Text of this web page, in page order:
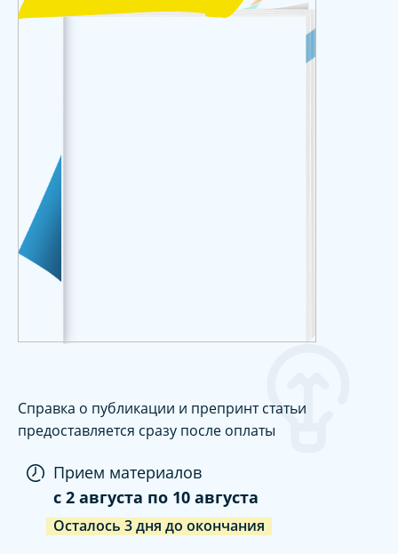
Справка о публикации и препринт статьи
предоставляется сразу после оплаты
Прием материалов
c 2 августа по 10 августа
Осталось 3дня до окончания